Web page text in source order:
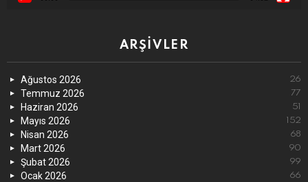
ARŞIVLER
Ağustos 2026 26
Temmuz 2026 77
Haziran 2026 51
Mayıs 2026 152
Nisan 2026 68
Mart 2026 90
Şubat 2026 99
Ocak 2026 66